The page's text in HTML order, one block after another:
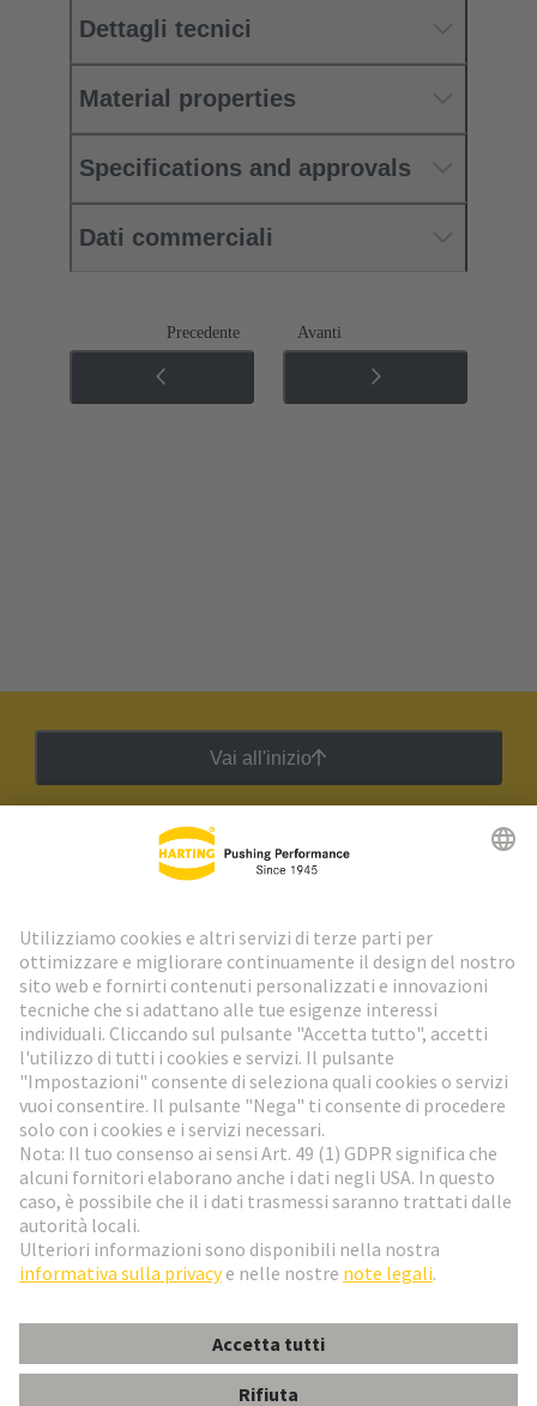
Dettagli tecnici
Material properties
Specifications and approvals
Dati commerciali
Precedente Avanti
Vai all'inizio
Newsletter HARTING
Vai al registrazione
Social Media
Svizzera Italiano
© HARTING Technology Group